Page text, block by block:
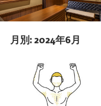
月別: 2024年6月